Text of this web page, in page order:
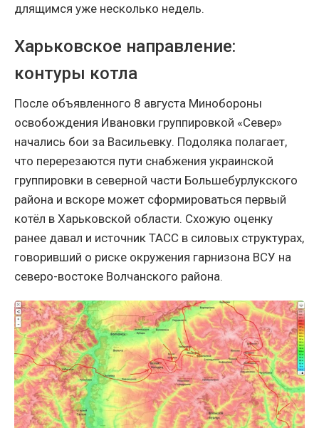
длящимся уже несколько недель.
Харьковское направление:
контуры котла
После объявленного 8 августа Минобороны
освобождения Ивановки группировкой «Север»
начались бои за Васильевку. Подоляка полагает,
что перерезаются пути снабжения украинской
группировки в северной части Большебурлукского
района и вскоре может сформироваться первый
котёл в Харьковской области. Схожую оценку
ранее давал и источник ТАСС в силовых структурах,
говоривший о риске окружения гарнизона ВСУ на
северо-востоке Волчанского района.